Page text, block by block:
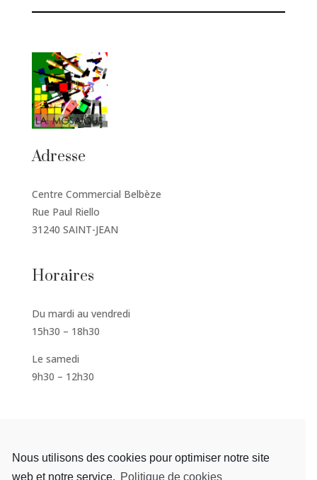
Adresse
Centre Commercial Belbèze
Rue Paul Riello
31240 SAINT-JEAN
Horaires
Du mardi au vendredi
15h30 – 18h30
Le samedi
9h30 – 12h30
Nous utilisons des cookies pour optimiser notre site
web et notre service. Politique de cookies